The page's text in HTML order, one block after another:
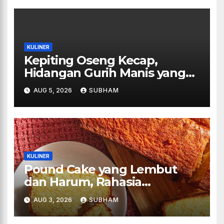
KULINER
Kepiting Oseng Kecap,
Hidangan Gurih Manis yang
Selalu Menggugah Selera di
Setiap Suapan
AUG 5, 2026 SUBHAM
KULINER
Pound Cake yang Lembut
dan Harum, Rahasia
Kelezatan Kue Klasik yang
Tak Pernah Kehilangan
Pesona
AUG 3, 2026 SUBHAM